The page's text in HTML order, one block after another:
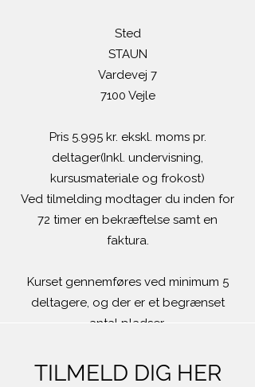
Sted
STAUN
Vardevej 7
7100 Vejle
Pris 5.995 kr. ekskl. moms pr.
deltager(Inkl. undervisning,
kursusmateriale og frokost)
Ved tilmelding modtager du inden for
72 timer en bekræftelse samt en
faktura.
Kurset gennemføres ved minimum 5
deltagere, og der er et begrænset
antal pladser.
TILMELD DIG HER